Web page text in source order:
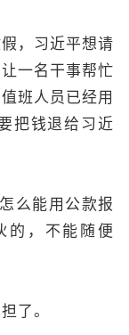
，习近平想请
一名干事帮忙
班人员已经用
把钱退给习近
么能用公款报
的，不能随便
了。